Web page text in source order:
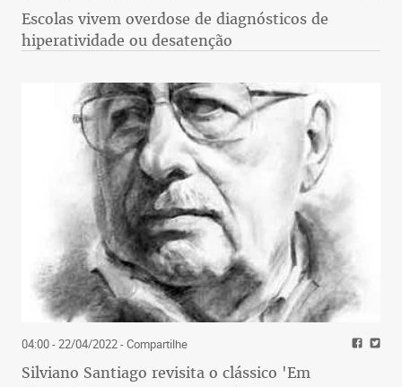
Escolas vivem overdose de diagnósticos de
hiperatividade ou desatenção
04:00 - 22/04/2022- Compartilhe
Silviano Santiago revisita o clássico 'Em